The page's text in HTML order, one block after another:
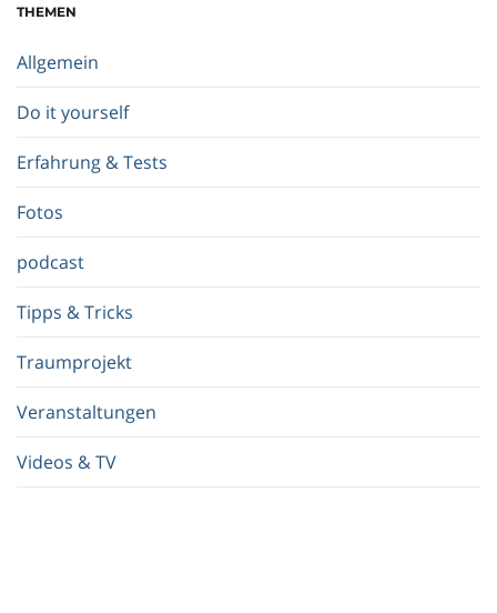
b
g
i
f
.
.
.
THEMEN
Allgemein
Do it yourself
Erfahrung & Tests
Fotos
podcast
Tipps & Tricks
Traumprojekt
Veranstaltungen
Videos & TV